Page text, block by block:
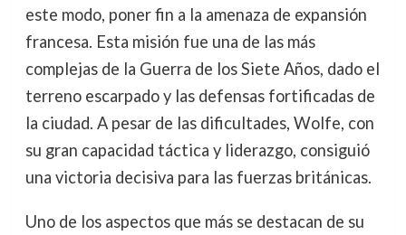
este modo, poner fin a la amenaza de expansión
francesa. Esta misión fue una de las más
complejas de la Guerra de los Siete Años, dado el
terreno escarpado y las defensas fortificadas de
la ciudad. A pesar de las dificultades, Wolfe, con
su gran capacidad táctica y liderazgo, consiguió
una victoria decisiva para las fuerzas británicas.
Uno de los aspectos que más se destacan de su